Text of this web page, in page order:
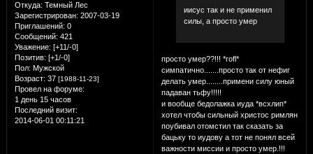
Откуда: Темный Лес
Зарегистрирован: 2007-03-19
Приглашений: 0
Сообщений: 421
Уважение: [+11/-0]
Позитив: [+1/-0]
Пол: Мужской
Возраст: 37 [1988-11-23]
Провел на форуме:
1 день 15 часов
Последний визит:
2014-06-01 00:11:21
иисус так и не применил
силы, а просто умер
просто умер??!!! *rofl*
симпатично.......просто так от нефиг
делать умер........примени силу юный
падаван тьфу!!!!!
и вообще бедолажка иуда *всхлип*
хотел чтобы сильный христос римлян
поубивал отомстил так сказать за
бацьку то иудову а тот не понял всей
важности миссии и просто умер.!!!